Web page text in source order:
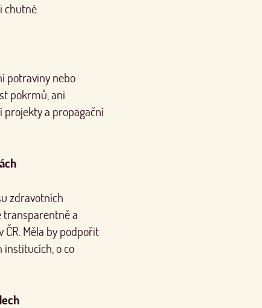
chutné.
potraviny nebo
pokrmů, ani
projekty a propagační
zdravotních
a
Měla by podpořit
institucích, o co